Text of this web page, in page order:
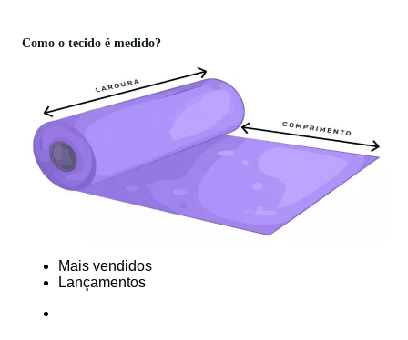
Como o tecido é medido?
Mais vendidos
Lançamentos